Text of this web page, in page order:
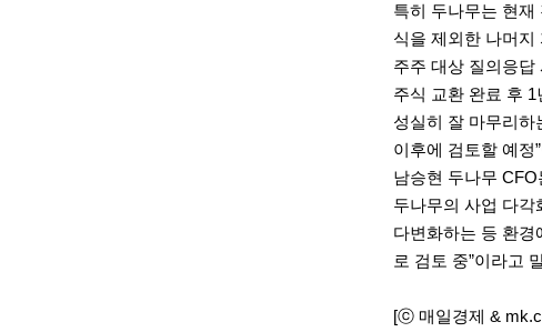
특히 두나무는 현
식을 제외한 나머
주주 대상 질의응
주식 교환 완료 후
성실히 잘 마무리하
이후에 검토할 예정
남승현 두나무
두나무의 사업 다각
다변화하는 등 환경
로 검토 중”이라고
[ⓒ 매일경제 &